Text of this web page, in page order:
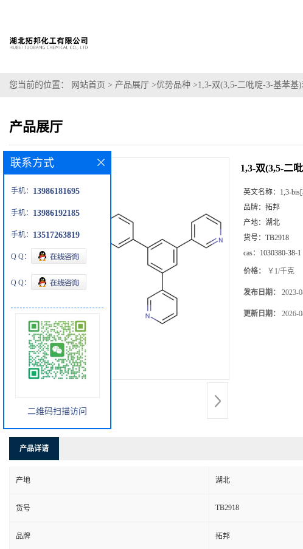
您当前的位置： 网站首页 > 产品展厅 >优势品种 >1,3-双(3,5-二吡啶-3-基苯基
产品展厅
1,3-双(3,5-二
英文名称： 1,3-
品牌： 拓邦
产地： 湖北
货号： TB2918
cas： 1030380-38-1
价格： ￥1/千克
发布日期： 2023-
更新日期： 2026-
产品详请
产地 湖北
货号 TB2918
品牌 拓邦
联系方式
手机： 13986181695
手机： 13986192185
手机： 13517263819
Q Q：
Q Q：
二维码扫描访问